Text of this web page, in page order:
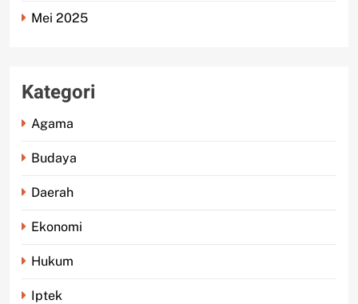
Mei 2025
Kategori
Agama
Budaya
Daerah
Ekonomi
Hukum
Iptek